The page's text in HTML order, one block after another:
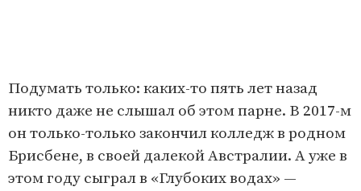
Подумать только: каких-то пять лет назад
никто даже не слышал об этом парне. В 2017-м
он только-только закончил колледж в родном
Брисбене, в своей далекой Австралии. А уже в
этом году сыграл в «Глубоких водах» —